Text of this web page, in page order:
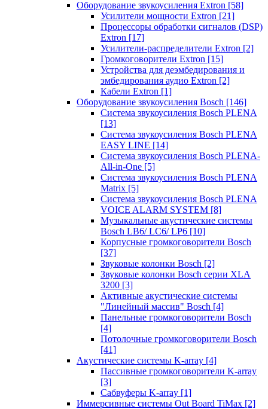
Оборудование звукоусиления Extron [58]
Усилители мощности Extron [21]
Процессоры обработки сигналов (DSP)
Extron [17]
Усилители-распределители Extron [2]
Громкоговорители Extron [15]
Устройства для деэмбедирования и
эмбедирования аудио Extron [2]
Кабели Extron [1]
Оборудование звукоусиления Bosch [146]
Система звукоусиления Bosch PLENA
[13]
Система звукоусиления Bosch PLENA
EASY LINE [14]
Система звукоусиления Bosch PLENA-
All-in-One [5]
Система звукоусиления Bosch PLENA
Matrix [5]
Система звукоусиления Bosch PLENA
VOICE ALARM SYSTEM [8]
Музыкальные акустические системы
Bosch LB6/ LC6/ LP6 [10]
Корпусные громкоговорители Bosch
[37]
Звуковые колонки Bosch [2]
Звуковые колонки Bosch серии XLA
3200 [3]
Активные акустические системы
"Линейный массив" Bosch [4]
Панельные громкоговорители Bosch
[4]
Потолочные громкоговорители Bosch
[41]
Акустические системы K-array [4]
Пассивные громкоговорители K-array
[3]
Сабвуферы K-array [1]
Иммерсивные системы Out Board TiMax [2]